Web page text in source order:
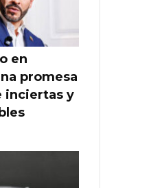
en
promesa
inciertas y